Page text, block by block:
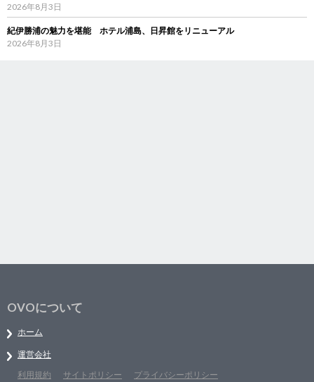
2026年8月3日
紀伊勝浦の魅力を堪能 ホテル浦島、日昇館をリニューアル
2026年8月3日
OVOについて
ホーム
運営会社
利用規約
サイトポリシー プライバシーポリシー